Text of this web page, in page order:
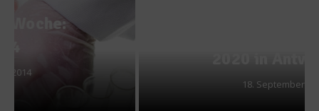
Restaurants – Verleihung